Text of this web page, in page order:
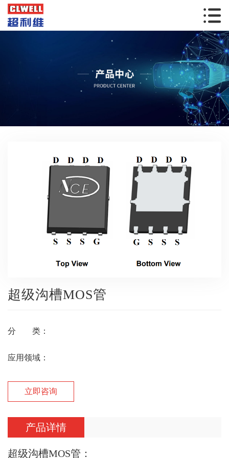
超级沟槽MOS管
分 类：
应用领域：
立即咨询
产品详情
超级沟槽MOS管：